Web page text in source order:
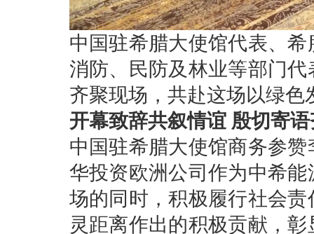
中国驻希腊大使馆代表、
消防、民防及林业等部门
齐聚现场，共赴这场以绿
开幕致辞共叙情谊 殷切寄
中国驻希腊大使馆商务参
华投资欧洲公司作为中希
场的同时，积极履行社会
灵距离作出的积极贡献，